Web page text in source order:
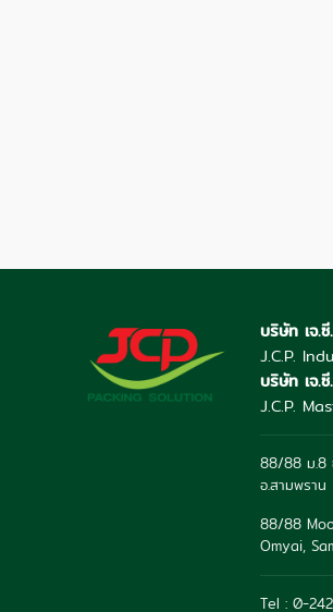
บริษัท เจ.
J.C.P.
บริษัท เจ.
J.C.P.
88/88 ม.8
อ.สามพรา
88/88
Omyai,
Tel : 0-